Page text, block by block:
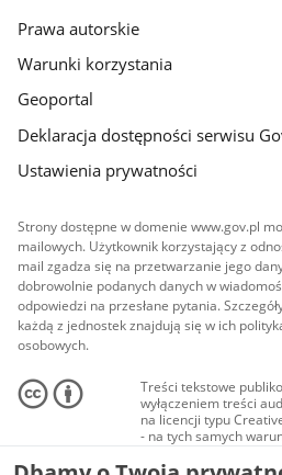
Prawa autorskie
Warunki korzystania
Geoportal
Deklaracja dostępności serwisu
Ustawienia prywatności
Strony dostępne w domenie www.gov.pl
mailowych. Użytkownik korzystający z
mail zgadza się na przetwarzanie jego
dobrowolnie podanych danych w
odpowiedzi na przesłane pytania.
każdą z jednostek znajdują się w ich
osobowych.
Treści tekstowe
wyłączeniem treści
na licencji typu
- na tych samych
Materiały
audio i wideo, są